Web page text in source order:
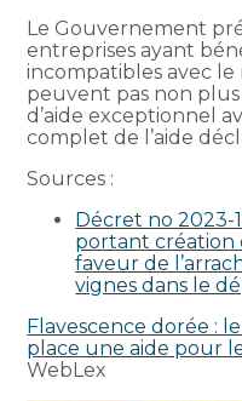
Le Gouvernement
entreprises ayant
incompatibles avec
peuvent pas non
d’aide exceptionnel
complet de l’aide
Sources :
Décret no 2023-
portant création
faveur de
vignes dans le
Flavescence dorée :
place une aide pour
WebLex